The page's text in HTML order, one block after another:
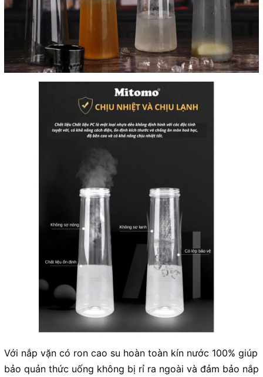
Với nắp vặn có ron cao su hoàn toàn kín nước 100% giúp
bảo quản thức uống không bị rỉ ra ngoài và đảm bảo nắp